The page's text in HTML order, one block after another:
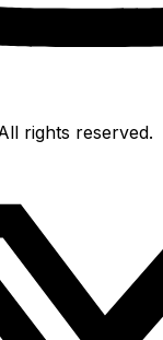
rights reserved.